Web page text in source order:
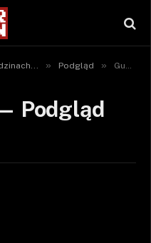
» Podgląd » Gunman Clive — Podgląd #021
Podgląd